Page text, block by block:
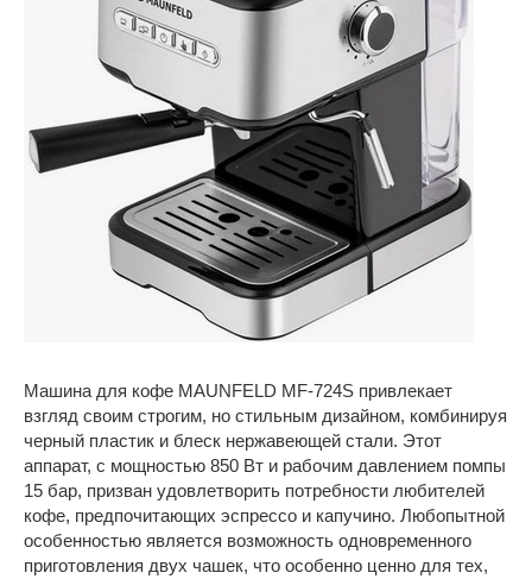
Машина для кофе MAUNFELD MF-724S привлекает
взгляд своим строгим, но стильным дизайном, комбинируя
черный пластик и блеск нержавеющей стали. Этот
аппарат, с мощностью 850 Вт и рабочим давлением помпы
15 бар, призван удовлетворить потребности любителей
кофе, предпочитающих эспрессо и капучино. Любопытной
особенностью является возможность одновременного
приготовления двух чашек, что особенно ценно для тех,